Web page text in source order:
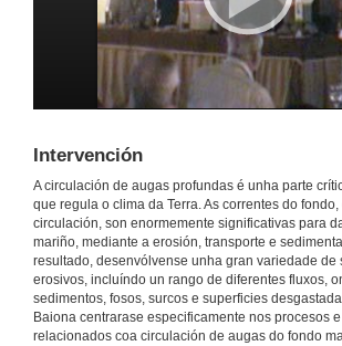
Intervención
A circulación de augas profundas é unha parte
que regula o clima da Terra. As correntes do
circulación, son enormemente significativas para
mariño, mediante a erosión, transporte e
resultado, desenvólvense unha gran variedade de
erosivos, incluíndo un rango de diferentes fluxos,
sedimentos, fosos, surcos e superficies
Baiona centrarase especificamente nos procesos
relacionados coa circulación de augas do fondo